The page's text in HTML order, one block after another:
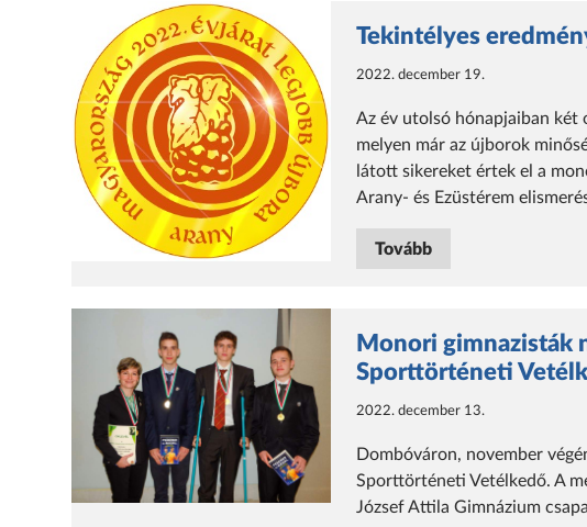
Tekintélyes
2022. december 19.
Az év utolsó hónapjaiban két
melyen már az újborok
látott sikereket értek el a
Arany- és Ezüstérem
Tovább
Monori gimnazisták
Sporttörténeti
2022. december 13.
Dombóváron, november
Sporttörténeti Vetélkedő. A
József Attila Gimnázium